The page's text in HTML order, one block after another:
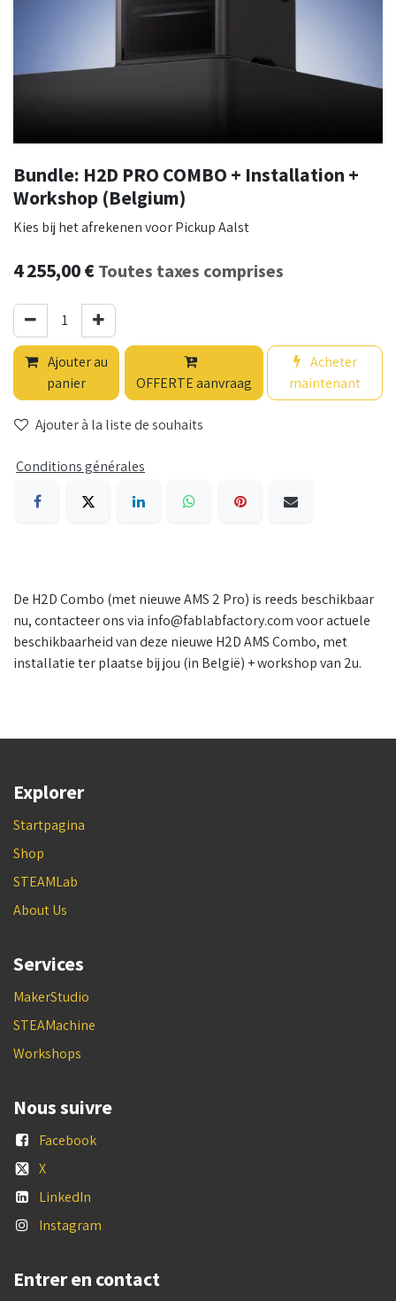
Bundle: H2D PRO COMBO + Installation +
Workshop (Belgium)
Kies bij het afrekenen voor Pickup Aalst
4 255,00€ Toutes taxes comprises
Ajouter au
panier
OFFERTE aanvraag
Acheter
maintenant
Ajouter à la liste de souhaits
Conditions générales
De H2D Combo (met nieuwe AMS 2 Pro) is reeds beschikbaar
nu, contacteer ons via info@fablabfactory.com voor actuele
beschikbaarheid van deze nieuwe H2D AMS Combo, met
installatie ter plaatse bij jou (in België) + workshop van 2u.
Explorer
Startpagina
Shop
STEAMLab
About Us
Services
MakerStudio
STEAMachine
Workshops
Nous suivre
Facebook
X
LinkedIn
Instagram
Entrer en contact